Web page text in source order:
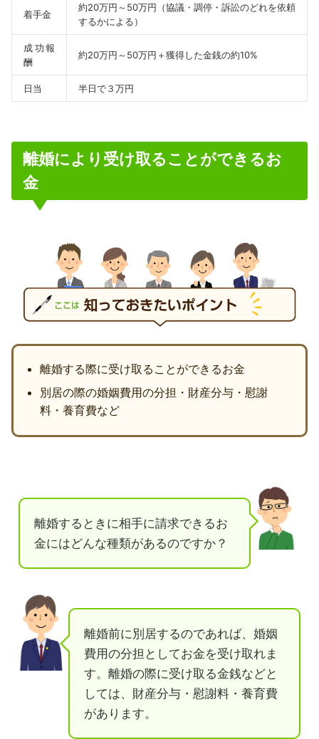
着手金
約20万円～50万円（協議・調停・訴訟のどれを依頼
するかによる）
成功報
酬
約20万円～50万円＋獲得した金銭の約10%
日当 半日で３万円
離婚により受け取ることができるお
金
離婚する際に受け取ることができるお金
別居の際の婚姻費用の分担・財産分与・慰謝
料・養育費など
離婚するときに相手に請求できるお
金にはどんな種類があるのですか？
離婚前に別居するのであれば、婚姻
費用の分担としてお金を受け取れま
す。離婚の際に受け取る金銭などと
しては、財産分与・慰謝料・養育費
があります。